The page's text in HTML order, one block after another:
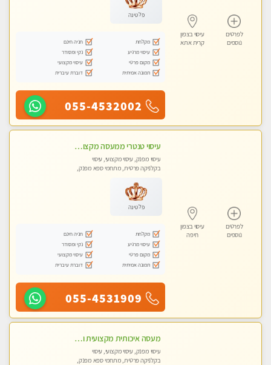
לפרטים
נוספים
עיסוי בצפון
קרית אתא
פלטינה
מקלחת
חניה חינם
עיסוי מרגיע
נקי ומסודר
מקום פרטי
עיסוי מקצועי
תמונה אמיתית
דוברת עיברית
055-4532002
לפרטים
נוספים
עיסוי בצפון
חיפה
עיסוי טנטרי ממעסה מקצועית. חוויה מעולם אחר שכל אחד צריך לנסות. מעסה צעירה, אנרגיה נשית, ☺️❤️
עיסוי מפנק, עיסוי מקצועי, עיסוי
בקלניקה פרטית, מתחמי ספא מפנק,
פלטינה
מקלחת
חניה חינם
עיסוי מרגיע
נקי ומסודר
מקום פרטי
עיסוי מקצועי
תמונה אמיתית
דוברת עיברית
055-4531909
מעסה איכותית מקצועית ומפנקת
עיסוי מפנק, עיסוי מקצועי, עיסוי
בקלניקה פרטית, מתחמי ספא מפנק,